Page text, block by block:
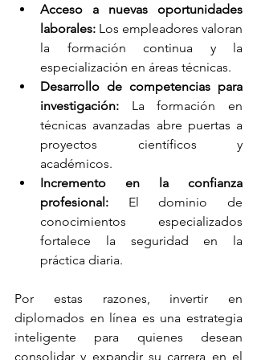
Acceso a nuevas oportunidades
laborales: Los empleadores valoran
la formación continua y la
especialización en áreas técnicas.
Desarrollo de competencias para
investigación: La formación en
técnicas avanzadas abre puertas a
proyectos científicos y
académicos.
Incremento en la confianza
profesional: El dominio de
conocimientos especializados
fortalece la seguridad en la
práctica diaria.
Por estas razones, invertir en
diplomados en línea es una estrategia
inteligente para quienes desean
consolidar y expandir su carrera en el